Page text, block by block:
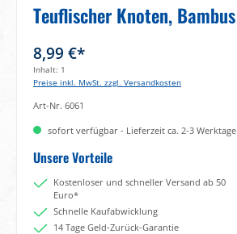
Teuflischer Knoten, Bambus
8,99 €*
Inhalt: 1
Preise inkl. MwSt. zzgl. Versandkosten
Art-Nr. 6061
sofort verfügbar - Lieferzeit ca. 2-3 Werktage
Unsere Vorteile
Kostenloser und schneller Versand ab 50
Euro*
Schnelle Kaufabwicklung
14 Tage Geld-Zurück-Garantie